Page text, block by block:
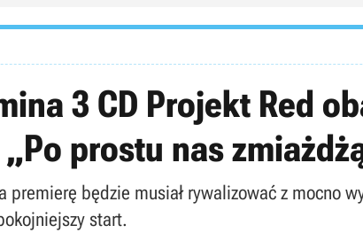
3 CD Projekt Red
prostu nas
premierę będzie musiał rywalizować z mocno
start.